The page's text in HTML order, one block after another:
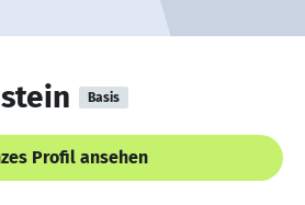
Basis
Profil ansehen